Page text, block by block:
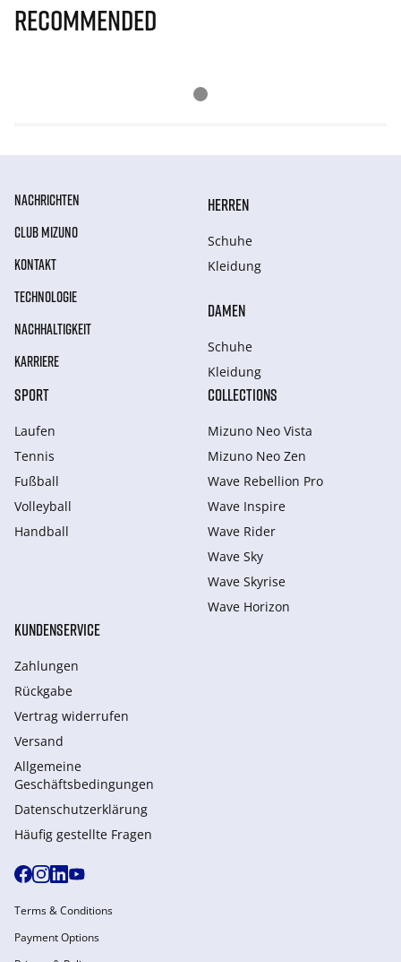
Recommended
NACHRICHTEN
CLUB MIZUNO
KONTAKT
TECHNOLOGIE
NACHHALTIGKEIT
KARRIERE
HERREN
Schuhe
Kleidung
DAMEN
Schuhe
Kleidung
SPORT
Laufen
Tennis
Fußball
Volleyball
Handball
COLLECTIONS
Mizuno Neo Vista
Mizuno Neo Zen
Wave Rebellion Pro
Wave Inspire
Wave Rider
Wave Sky
Wave Skyrise
Wave Horizon
KUNDENSERVICE
Zahlungen
Rückgabe
Vertrag widerrufen
Versand
Allgemeine
Geschäftsbedingungen
Datenschutzerklärung
Häufig gestellte Fragen
Terms & Conditions
Payment Options